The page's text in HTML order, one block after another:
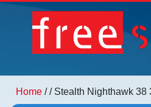
Home // Stealth Nighthawk 38